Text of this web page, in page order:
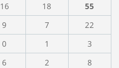
16 18
55
9 7
22
0 1
3
6 2
8